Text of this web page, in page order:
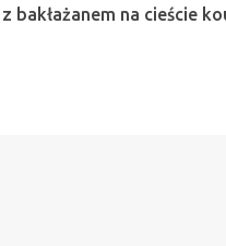
bakłażanem na cieście